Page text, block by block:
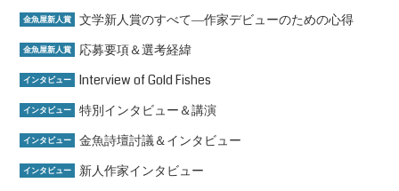
金魚屋新人賞 文学新人賞のすべて―作家デビューのための心得
金魚屋新人賞 応募要項＆選考経緯
インタビュー Interview of Gold Fishes
インタビュー 特別インタビュー＆講演
インタビュー 金魚詩壇討議＆インタビュー
インタビュー 新人作家インタビュー